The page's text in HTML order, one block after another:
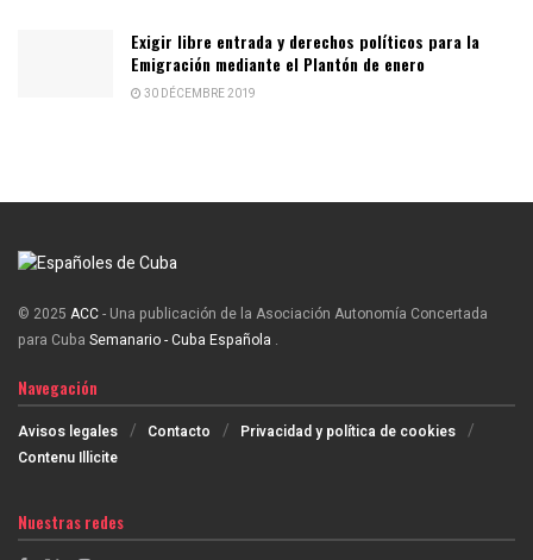
Exigir libre entrada y derechos políticos para la
Emigración mediante el Plantón de enero
30 DÉCEMBRE 2019
© 2025 ACC- Una publicación de la Asociación Autonomía Concertada
para Cuba Semanario - Cuba Española .
Navegación
Avisos legales Contacto
Privacidad y política de cookies
Contenu Illicite
Nuestras redes